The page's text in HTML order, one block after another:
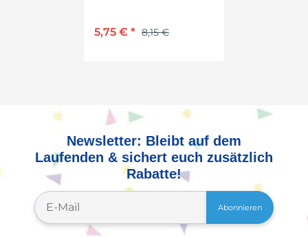
5,75 € * 8,15 €
Newsletter: Bleibt auf dem
Laufenden & sichert euch zusätzlich
Rabatte!
Abonnieren